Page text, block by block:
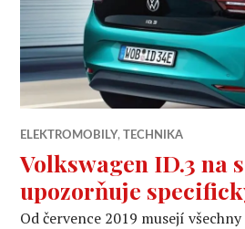
ELEKTROMOBILY,TECHNIKA
Volkswagen ID.3 na
upozorňuje
Od července 2019 musejí